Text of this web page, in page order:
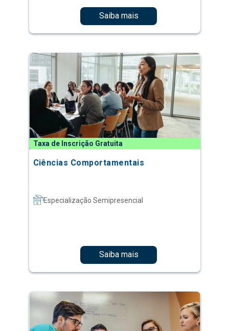
Saiba mais
Taxa de Inscrição Gratuita
Ciências Comportamentais
Especialização Semipresencial
Saiba mais